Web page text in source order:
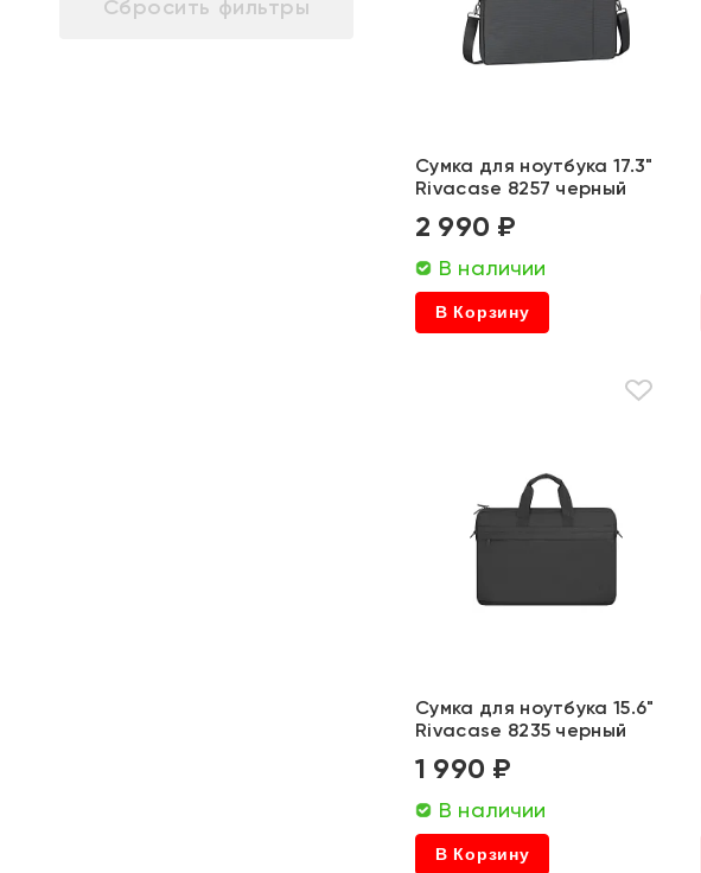
Сумка для ноутбука 17.3"
Rivacase 8257 черный
2 990 ₽
В наличии
В Корзину
Сумка для ноутбука 15.6"
Rivacase 8235 черный
1 990 ₽
В наличии
В Корзину